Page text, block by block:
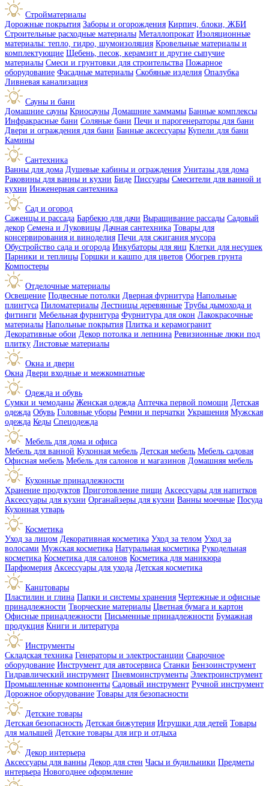
Стройматериалы
Дорожные покрытия Заборы и огорождения Кирпич, блоки, ЖБИ
Строительные расходные материалы Металлопрокат Изоляционные
материалы: тепло, гидро, шумоизоляция Кровельные материалы и
комплектующие Щебень, песок, керамзит и другие сыпучие
материалы Смеси и грунтовки для строительства Пожарное
оборудование Фасадные материалы Скобяные изделия Опалубка
Ливневая канализация
Сауны и бани
Домашние сауны Криосауны Домашние хаммамы Банные комплексы
Инфракрасные бани Соляные бани Печи и парогенераторы для бани
Двери и ограждения для бани Банные аксессуары Купели для бани
Камины
Сантехника
Ванны для дома Душевые кабины и ограждения Унитазы для дома
Раковины для ванны и кухни Биде Писсуары Смесители для ванной и
кухни Инженерная сантехника
Сад и огород
Саженцы и рассада Барбекю для дачи Выращивание рассады Садовый
декор Семена и Луковицы Дачная сантехника Товары для
консервирования и виноделия Печи для сжигания мусора
Обустройство сада и огорода Инкубаторы для яиц Клетки для несушек
Парники и теплицы Горшки и кашпо для цветов Обогрев грунта
Компостеры
Отделочные материалы
Освещение Подвесные потолки Дверная фурнитура Напольные
плинтуса Пиломатериалы Лестницы деревянные Трубы дымохода и
фитинги Мебельная фурнитура Фурнитура для окон Лакокрасочные
материалы Напольные покрытия Плитка и керамогранит
Декоративные обои Декор потолка и лепнина Ревизионные люки под
плитку Листовые материалы
Окна и двери
Окна Двери входные и межкомнатные
Одежда и обувь
Сумки и чемоданы Женская одежда Аптечка первой помощи Детская
одежда Обувь Головные уборы Ремни и перчатки Украшения Мужская
одежда Кеды Спецодежда
Мебель для дома и офиса
Мебель для ванной Кухонная мебель Детская мебель Мебель садовая
Офисная мебель Мебель для салонов и магазинов Домашняя мебель
Кухонные принадлежности
Хранение продуктов Приготовление пищи Аксессуары для напитков
Аксессуары для кухни Органайзеры для кухни Ванны моечные Посуда
Кухонная утварь
Косметика
Уход за лицом Декоративная косметика Уход за телом Уход за
волосами Мужская косметика Натуральная косметика Рукодельная
косметика Косметика для салонов Косметика для маникюра
Парфюмерия Аксессуары для ухода Детская косметика
Канцтовары
Пластилин и глина Папки и системы хранения Чертежные и офисные
принадлежности Творческие материалы Цветная бумага и картон
Офисные принадлежности Письменные принадлежности Бумажная
продукция Книги и литература
Инструменты
Складская техника Генераторы и электростанции Сварочное
оборудование Инструмент для автосервиса Станки Бензоинструмент
Гидравлический инструмент Пневмоинструменты Электроинструмент
Промышленные компоненты Садовый инструмент Ручной инструмент
Дорожное оборудование Товары для безопасности
Детские товары
Детская безопасность Детская бижутерия Игрушки для детей Товары
для малышей Детские товары для игр и отдыха
Декор интерьера
Аксессуары для ванны Декор для стен Часы и будильники Предметы
интерьера Новогоднее оформление